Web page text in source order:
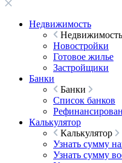
Недвижимость
Недвижимость
Новостройки
Готовое жилье
Застройщики
Банки
Банки
Список банков
Калькулятор
Калькулятор
Узнать сумму
Узнать сумму